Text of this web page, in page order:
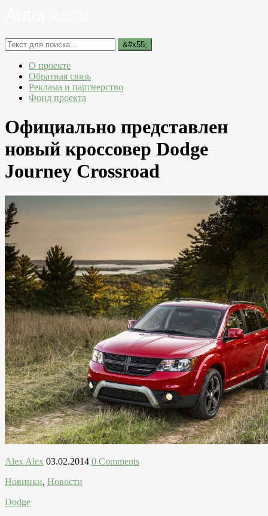
О проекте
Обратная связь
Реклама и партнерство
Фонд проекта
Официально представлен
новый кроссовер Dodge
Journey Crossroad
Alex Alex 03.02.2014 0 Comments
Новинки, Новости
Dodge